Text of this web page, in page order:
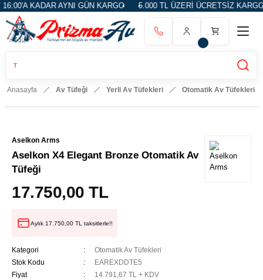
AYNI GÜN KARGO 5.000 TL ÜZERİ ÜCRETSİZ KARGO 14
Anasayfa Av Tüfeği Yerli Av Tüfekleri Otomatik Av Tüfekleri
Aselkon Arms
Aselkon X4 Elegant Bronze Otomatik Av
Tüfeği
17.750,00 TL
Aylık 17.750,00 TL taksitlerle!!
Kategori
Otomatik Av Tüfekleri
Stok Kodu
EAREXDDTE5
Fiyat
14.791,67 TL + KDV